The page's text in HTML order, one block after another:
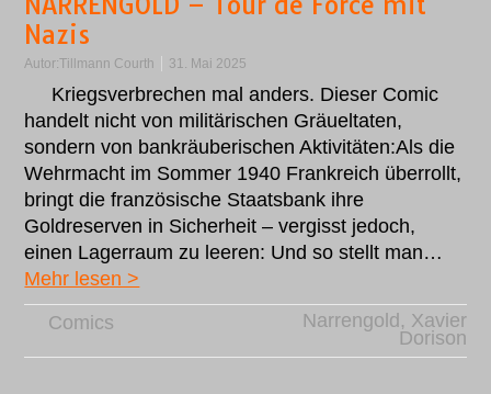
Nazis
Autor:Tillmann Courth 31. Mai 2025
Kriegsverbrechen mal anders. Dieser Comic
handelt nicht von militärischen Gräueltaten,
sondern von bankräuberischen Aktivitäten:Als die
Wehrmacht im Sommer 1940 Frankreich überrollt,
bringt die französische Staatsbank ihre
Goldreserven in Sicherheit – vergisst jedoch,
einen Lagerraum zu leeren: Und so stellt man…
Mehr lesen >
Comics
Narrengold , Xavier
Dorison